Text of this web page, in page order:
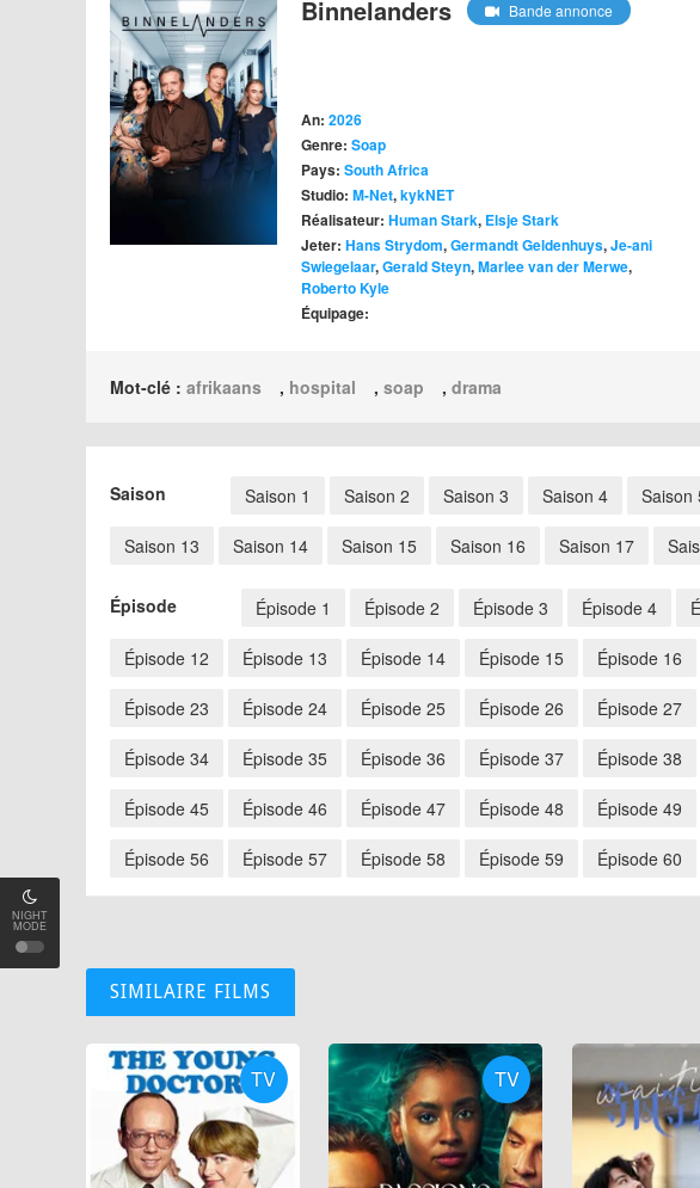
NIGHT
MODE
Binnelanders Bande annonce
An: 2026
Genre: Soap
Pays: South Africa
Studio: M-Net,kykNET
Réalisateur: Human Stark, Elsje Stark
Jeter: Hans Strydom,Germandt Geldenhuys,Je-ani
Swiegelaar,Gerald Steyn,Marlee van der Merwe,
Roberto Kyle
Équipage:
Mot-clé : afrikaans , hospital , soap , drama
Saison Saison 1 Saison 2 Saison 3 Saison 4 Saison
Saison 13 Saison 14 Saison 15 Saison 16 Saison 17
Épisode Épisode 1 Épisode 2 Épisode 3 Épisode 4
Épisode 12 Épisode 13 Épisode 14 Épisode 15 Épisode 16
Épisode 23 Épisode 24 Épisode 25 Épisode 26 Épisode 27
Épisode 34 Épisode 35 Épisode 36 Épisode 37 Épisode 38
Épisode 45 Épisode 46 Épisode 47 Épisode 48 Épisode 49
Épisode 56 Épisode 57 Épisode 58 Épisode 59 Épisode 60
SIMILAIRE FILMS
TV TV